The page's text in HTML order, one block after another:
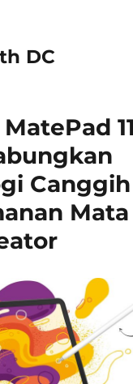
DC